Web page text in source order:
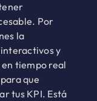
Por
la
y
tiempo real
que
tus KPI. Está